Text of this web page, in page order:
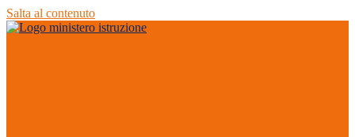
Salta al contenuto